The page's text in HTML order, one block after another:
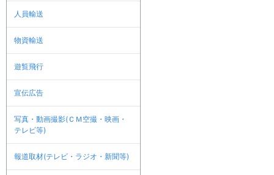
人員輸送
物資輸送
遊覧飛行
宣伝広告
写真・動画撮影(ＣＭ空撮・映画・
テレビ等)
報道取材(テレビ・ラジオ・新聞等)